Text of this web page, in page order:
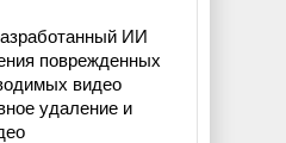
ИИ
поврежденных
видео
удаление и